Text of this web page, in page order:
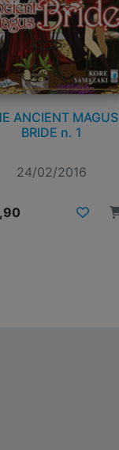
ANCIENT MAGUS
BRIDE n. 1
24/02/2016